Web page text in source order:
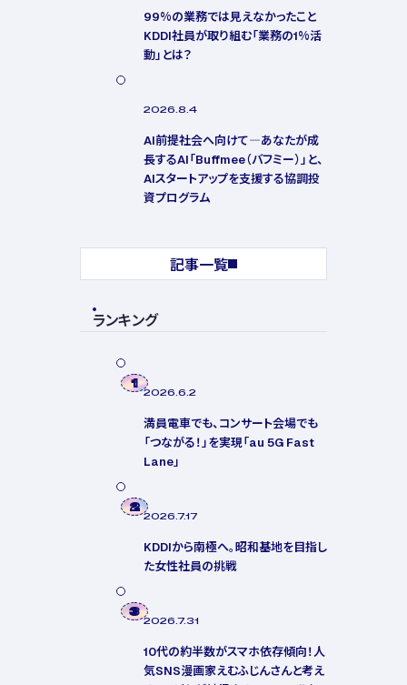
99%の業務では見えなかったこと
KDDI社員が取り組む「業務の1%活
動」とは？
2026.8.4
AI前提社会へ向けて―あなたが成
長するAI「Buffmee（バフミー）」と、
AIスタートアップを支援する協調投
資プログラム
記事一覧
ランキング
1
2026.6.2
満員電車でも、コンサート会場でも
「つながる！」を実現「au 5G Fast
Lane」
2
2026.7.17
KDDIから南極へ。昭和基地を目指し
た女性社員の挑戦
3
2026.7.31
10代の約半数がスマホ依存傾向！人
気SNS漫画家えむふじんさんと考え